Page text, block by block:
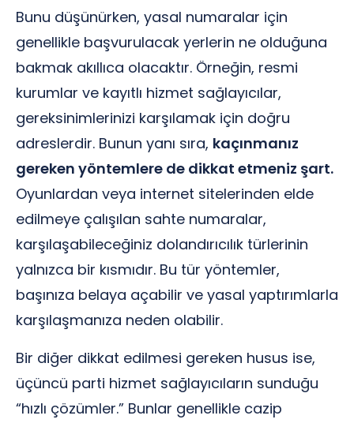
Bunu düşünürken, yasal numaralar için
genellikle başvurulacak yerlerin ne olduğuna
bakmak akıllıca olacaktır. Örneğin, resmi
kurumlar ve kayıtlı hizmet sağlayıcılar,
gereksinimlerinizi karşılamak için doğru
adreslerdir. Bunun yanı sıra, kaçınmanız
gereken yöntemlere de dikkat etmeniz şart.
Oyunlardan veya internet sitelerinden elde
edilmeye çalışılan sahte numaralar,
karşılaşabileceğiniz dolandırıcılık türlerinin
yalnızca bir kısmıdır. Bu tür yöntemler,
başınıza belaya açabilir ve yasal yaptırımlarla
karşılaşmanıza neden olabilir.
Bir diğer dikkat edilmesi gereken husus ise,
üçüncü parti hizmet sağlayıcıların sunduğu
“hızlı çözümler.” Bunlar genellikle cazip